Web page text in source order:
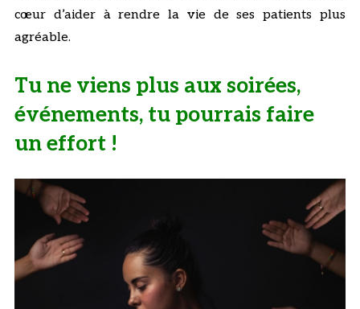
cœur d’aider à rendre la vie de ses patients plus
agréable.
Tu ne viens plus aux soirées,
événements, tu pourrais faire
un effort !